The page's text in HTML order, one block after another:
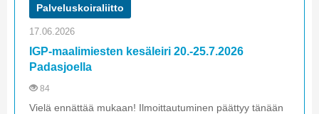
Palveluskoiraliitto
17.06.2026
IGP-maalimiesten kesäleiri 20.-25.7.2026
Padasjoella
84
Vielä ennättää mukaan! Ilmoittautuminen päättyy tänään